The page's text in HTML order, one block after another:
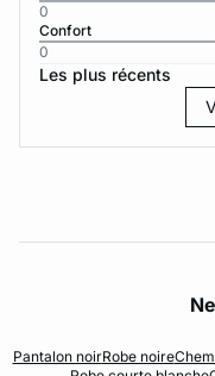
0
Confort
0
Les plus récents
Pantalon noirRobe noire